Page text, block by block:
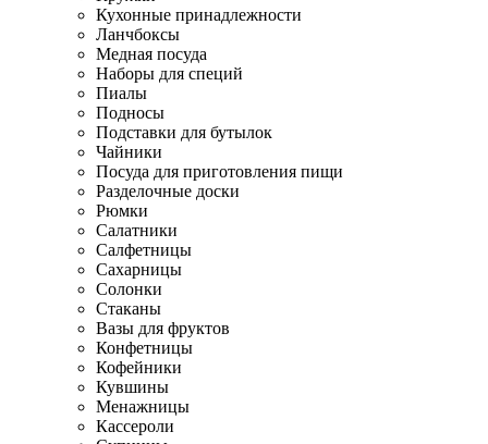
Кухонные принадлежности
Ланчбоксы
Медная посуда
Наборы для специй
Пиалы
Подносы
Подставки для бутылок
Чайники
Посуда для приготовления пищи
Разделочные доски
Рюмки
Салатники
Салфетницы
Сахарницы
Солонки
Стаканы
Вазы для фруктов
Конфетницы
Кофейники
Кувшины
Менажницы
Кассероли